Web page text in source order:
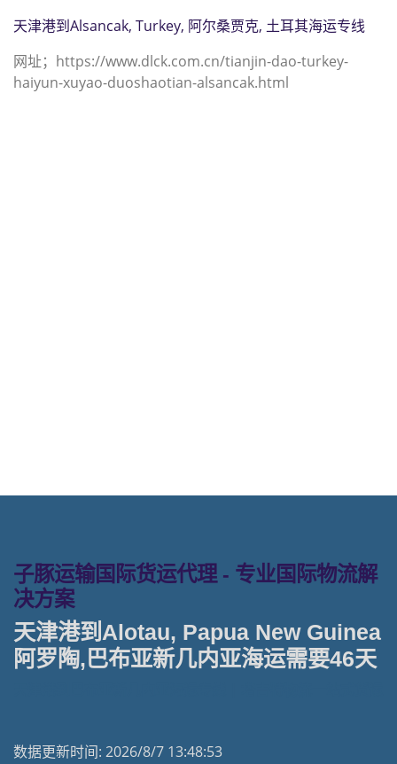
天津港到Alsancak, Turkey, 阿尔桑贾克, 土耳其海运专线
网址；https://www.dlck.com.cn/tianjin-dao-turkey-
haiyun-xuyao-duoshaotian-alsancak.html
子豚运输国际货运代理 - 专业国际物流解
决方案
天津港到Alotau, Papua New Guinea
阿罗陶,巴布亚新几内亚海运需要46天
数据更新时间: 2026/8/7 13:48:53